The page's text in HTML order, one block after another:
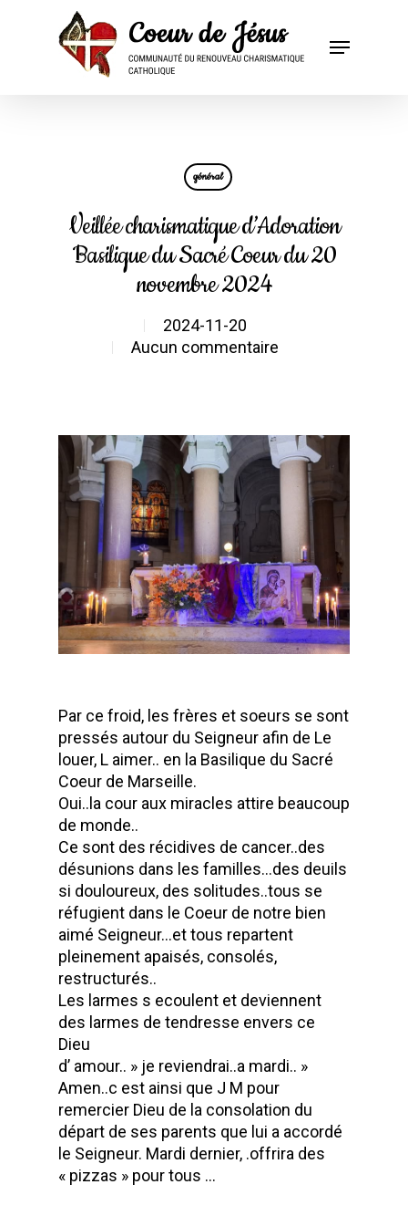
général
Veillée charismatique d’Adoration
Basilique du Sacré Coeur du 20
novembre 2024
2024-11-20
Aucun commentaire
Par ce froid, les frères et soeurs se sont
pressés autour du Seigneur afin de Le
louer, L aimer.. en la Basilique du Sacré
Coeur de Marseille.
Oui..la cour aux miracles attire beaucoup
de monde..
Ce sont des récidives de cancer..des
désunions dans les familles…des deuils
si douloureux, des solitudes..tous se
réfugient dans le Coeur de notre bien
aimé Seigneur…et tous repartent
pleinement apaisés, consolés,
restructurés..
Les larmes s ecoulent et deviennent
des larmes de tendresse envers ce
Dieu
d’ amour.. » je reviendrai..a mardi.. »
Amen..c est ainsi que J M pour
remercier Dieu de la consolation du
départ de ses parents que lui a accordé
le Seigneur. Mardi dernier, .offrira des
« pizzas » pour tous …